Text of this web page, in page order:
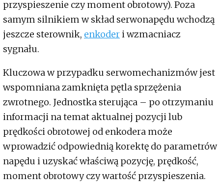
przyspieszenie czy moment obrotowy). Poza
samym silnikiem w skład serwonapędu wchodzą
jeszcze sterownik, enkoderi wzmacniacz
sygnału.
Kluczowa w przypadku serwomechanizmów jest
wspomniana zamknięta pętla sprzężenia
zwrotnego. Jednostka sterująca – po otrzymaniu
informacji na temat aktualnej pozycji lub
prędkości obrotowej od enkodera może
wprowadzić odpowiednią korektę do parametrów
napędu i uzyskać właściwą pozycję, prędkość,
moment obrotowy czy wartość przyspieszenia.